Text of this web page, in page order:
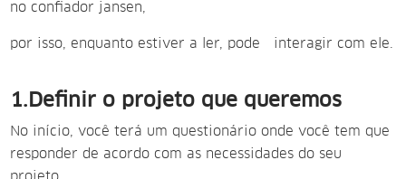
no confiador jansen,
por isso, enquanto estiver a ler, pode interagir com ele.
1.Definir o projeto que queremos
No início, você terá um questionário onde você tem que
responder de acordo com as necessidades do seu